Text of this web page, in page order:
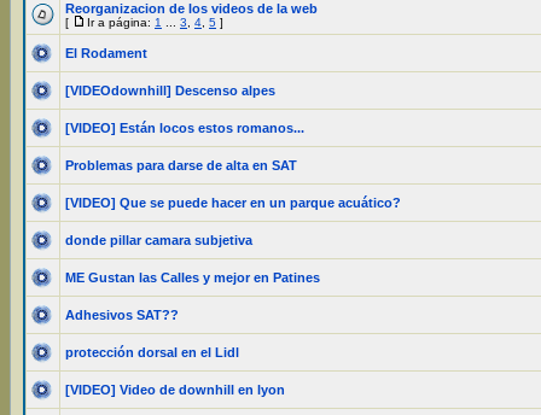
Reorganizacion de los videos de la web
[ Ir a página: 1 3 4 5 ]
El Rodament
[VIDEOdownhill] Descenso alpes
[VIDEO] Están locos estos romanos...
Problemas para darse de alta en SAT
[VIDEO] Que se puede hacer en un parque acuático?
donde pillar camara subjetiva
ME Gustan las Calles y mejor en Patines
Adhesivos SAT??
protección dorsal en el Lidl
[VIDEO] Video de downhill en lyon